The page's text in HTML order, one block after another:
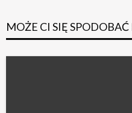
MOŻE CI SIĘ